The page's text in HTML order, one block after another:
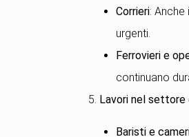
Corrieri:
urgenti.
Ferrovieri e
continuano
5. Lavori nel
Baristi e